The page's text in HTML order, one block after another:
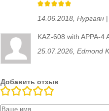
14.06.2018 Нургаян
KAZ-608 with APPA-4
25.07.2026 , Edmond
Добавить отзыв